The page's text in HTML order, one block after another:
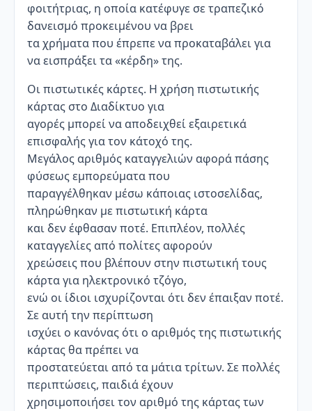
φοιτήτριας, η οποία κατέφυγε σε τραπεζικό
δανεισμό προκειμένου να βρει
τα χρήματα που έπρεπε να προκαταβάλει για
να εισπράξει τα «κέρδη» της.
Οι πιστωτικές κάρτες. Η χρήση πιστωτικής
κάρτας στο Διαδίκτυο για
αγορές μπορεί να αποδειχθεί εξαιρετικά
επισφαλής για τον κάτοχό της.
Μεγάλος αριθμός καταγγελιών αφορά πάσης
φύσεως εμπορεύματα που
παραγγέλθηκαν μέσω κάποιας ιστοσελίδας,
πληρώθηκαν με πιστωτική κάρτα
και δεν έφθασαν ποτέ. Επιπλέον, πολλές
καταγγελίες από πολίτες αφορούν
χρεώσεις που βλέπουν στην πιστωτική τους
κάρτα για ηλεκτρονικό τζόγο,
ενώ οι ίδιοι ισχυρίζονται ότι δεν έπαιξαν ποτέ.
Σε αυτή την περίπτωση
ισχύει ο κανόνας ότι ο αριθμός της πιστωτικής
κάρτας θα πρέπει να
προστατεύεται από τα μάτια τρίτων. Σε πολλές
περιπτώσεις, παιδιά έχουν
χρησιμοποιήσει τον αριθμό της κάρτας των